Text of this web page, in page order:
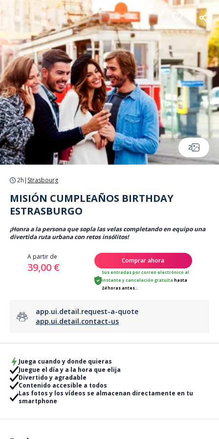
Panel de gestión de cookies
2
2h | Strasbourg
MISIÓN CUMPLEAÑOS BIRTHDAY
ESTRASBURGO
¡Honra a la persona que sopla las velas completando en equipo una
divertida ruta urbana con retos insólitos!
A partir de
39,00 €
Comprar ahora
Sus entradas por correo electrónico al
instante ycancelación gratuita hasta
24 horas antes..
app.ui.detail.request-a-quote
app.ui.detail.contact-us
Juega cuando y donde quieras
Juegue el día y a la hora que elija
Divertido y agradable
Contenido accesible a todos
Las fotos y los vídeos se almacenan directamente en tu
smartphone